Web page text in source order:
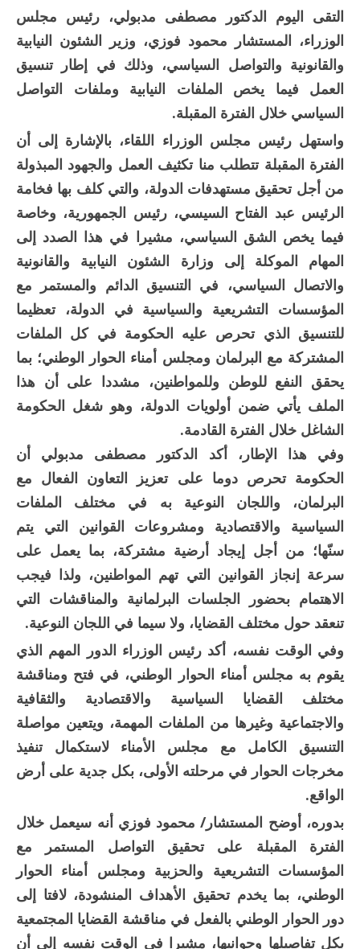
السياسي
مغلقة
التقى اليوم الدكتور مصطفى مدبولي، رئيس مجلس
الوزراء، المستشار محمود فوزي، وزير الشئون النيابية
والقانونية والتواصل السياسي، وذلك في إطار تنسيق
العمل فيما يخص الملفات النيابية وملفات التواصل
السياسي خلال الفترة المقبلة.
واستهل رئيس مجلس الوزراء اللقاء، بالإشارة إلى أن
الفترة المقبلة تتطلب منا تكثيف العمل والجهود المبذولة
من أجل تحقيق مستهدفات الدولة، والتي كلف بها فخامة
الرئيس عبد الفتاح السيسي، رئيس الجمهورية، وخاصة
فيما يخص الشق السياسي، مشيرا في هذا الصدد إلى
المهام الموكلة إلى وزارة الشئون النيابية والقانونية
والاتصال السياسي، في التنسيق الدائم والمستمر مع
المؤسسات التشريعية والسياسية في الدولة، تعظيما
للتنسيق الذي تحرص عليه الحكومة في كل الملفات
المشتركة مع البرلمان ومجلس أمناء الحوار الوطني؛ بما
يحقق النفع للوطن وللمواطنين، مشددا على أن هذا
الملف يأتي ضمن أولويات الدولة، وهو شغل الحكومة
الشاغل خلال الفترة القادمة.
وفي هذا الإطار، أكد الدكتور مصطفى مدبولي أن
الحكومة تحرص دوما على تعزيز التعاون الفعال مع
البرلمان، واللجان النوعية به في مختلف الملفات
السياسية والاقتصادية ومشروعات القوانين التي يتم
سنّها؛ من أجل إيجاد أرضية مشتركة، بما يعمل على
سرعة إنجاز القوانين التي تهم المواطنين، ولذا فيجب
الاهتمام بحضور الجلسات البرلمانية والمناقشات التي
تنعقد حول مختلف القضايا، ولا سيما في اللجان النوعية.
وفي الوقت نفسه، أكد رئيس الوزراء الدور المهم الذي
يقوم به مجلس أمناء الحوار الوطني، في فتح ومناقشة
مختلف القضايا السياسية والاقتصادية والثقافية
والاجتماعية وغيرها من الملفات المهمة، ويتعين مواصلة
التنسيق الكامل مع مجلس الأمناء لاستكمال تنفيذ
مخرجات الحوار في مرحلته الأولى، بكل جدية على أرض
الواقع.
بدوره، أوضح المستشار/ محمود فوزي أنه سيعمل خلال
الفترة المقبلة على تحقيق التواصل المستمر مع
المؤسسات التشريعية والحزبية ومجلس أمناء الحوار
الوطني، بما يخدم تحقيق الأهداف المنشودة، لافتا إلى
دور الحوار الوطني بالفعل في مناقشة القضايا المجتمعية
بكل تفاصيلها وجوانبها، مشيرا في الوقت نفسه إلى أن